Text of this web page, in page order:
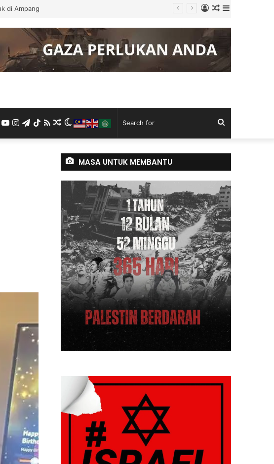
di Ampang
Random
Article
Log
In
for
Switch
skin
Random
Article
RSS
TikTok
Telegram
Instagram
YouTube
Twitter
MASA UNTUK MEMBANTU